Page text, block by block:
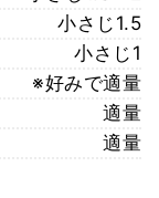
小さじ1.5
小さじ1
※好みで適量
適量
適量